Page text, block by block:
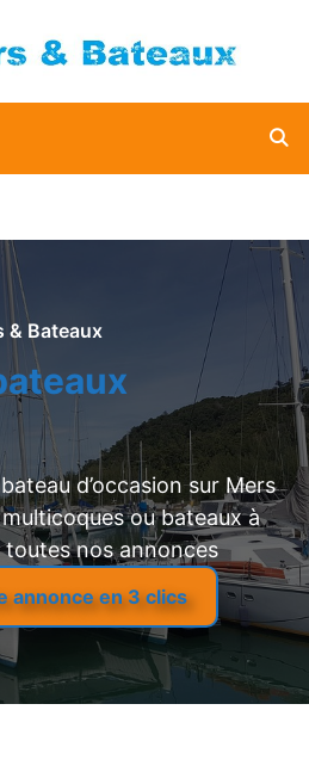
& Bateaux
d’occasion sur Mers
ou bateaux à
nos annonces
annonce en 3 clics